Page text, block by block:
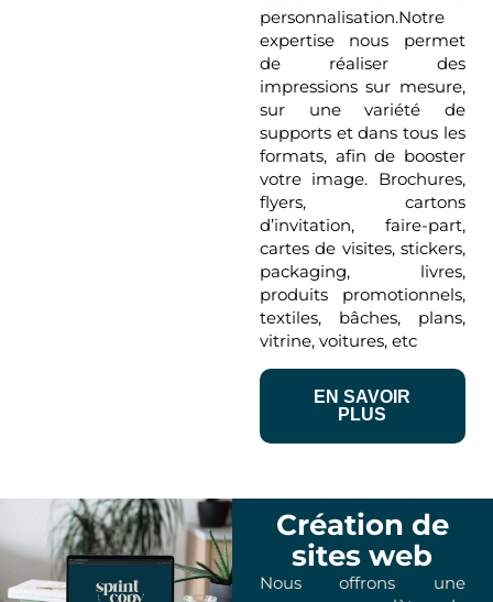
personnalisation.Notre
expertise nous permet
de réaliser des
impressions sur mesure,
sur une variété de
supports et dans tous les
formats, afin de booster
votre image. Brochures,
flyers, cartons
d’invitation, faire-part,
cartes de visites, stickers,
packaging, livres,
produits promotionnels,
textiles, bâches, plans,
vitrine, voitures, etc
EN SAVOIR
PLUS
Création de
sites web
Nous offrons une